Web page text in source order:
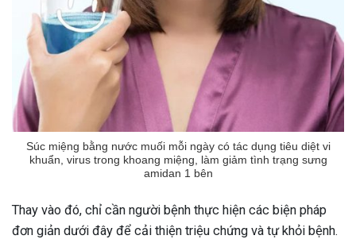
Súc miệng bằng nước muối mỗi ngày có tác dụng tiêu diệt vi
khuẩn, virus trong khoang miệng, làm giảm tình trạng sưng
amidan 1 bên
Thay vào đó, chỉ cần người bệnh thực hiện các biện pháp
đơn giản dưới đây để cải thiện triệu chứng và tự khỏi bệnh.